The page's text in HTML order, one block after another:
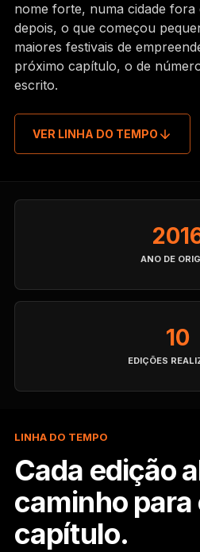
nome forte, numa cidade fora
depois, o que começou
maiores festivais de
próximo capítulo, o de
escrito.
VER LINHA DO TEMPO
ANO DE
10
EDIÇÕES
LINHA DO TEMPO
Cada edição
caminho para
capítulo.